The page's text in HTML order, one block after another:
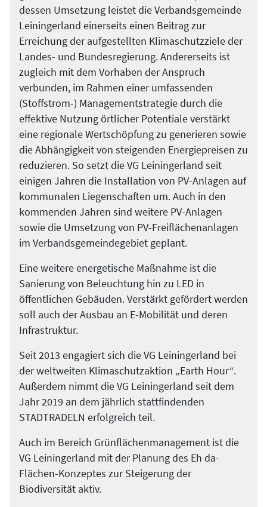
dessen Umsetzung leistet die Verbandsgemeinde
Leiningerland einerseits einen Beitrag zur
Erreichung der aufgestellten Klimaschutzziele der
Landes- und Bundesregierung. Andererseits ist
zugleich mit dem Vorhaben der Anspruch
verbunden, im Rahmen einer umfassenden
(Stoffstrom-) Managementstrategie durch die
effektive Nutzung örtlicher Potentiale verstärkt
eine regionale Wertschöpfung zu generieren sowie
die Abhängigkeit von steigenden Energiepreisen zu
reduzieren. So setzt die VG Leiningerland seit
einigen Jahren die Installation von PV-Anlagen auf
kommunalen Liegenschaften um. Auch in den
kommenden Jahren sind weitere PV-Anlagen
sowie die Umsetzung von PV-Freiflächenanlagen
im Verbandsgemeindegebiet geplant.
Eine weitere energetische Maßnahme ist die
Sanierung von Beleuchtung hin zu LED in
öffentlichen Gebäuden. Verstärkt gefördert werden
soll auch der Ausbau an E-Mobilität und deren
Infrastruktur.
Seit 2013 engagiert sich die VG Leiningerland bei
der weltweiten Klimaschutzaktion „Earth Hour“.
Außerdem nimmt die VG Leiningerland seit dem
Jahr 2019 an dem jährlich stattfindenden
STADTRADELN erfolgreich teil.
Auch im Bereich Grünflächenmanagement ist die
VG Leiningerland mit der Planung des Eh da-
Flächen-Konzeptes zur Steigerung der
Biodiversität aktiv.